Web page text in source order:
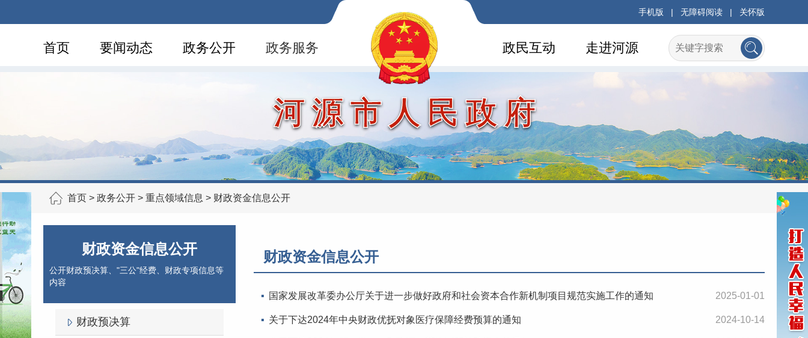
手机版 | 无障碍阅读 | 关怀版
首页 要闻动态 政务公开 政务服务 走进河源
政民互动
河源市人民政府
首页 > 政务公开 > 重点领域信息 > 财政资金信息公开
财政资金信息公开
公开财政预决算、"三公"经费、财政专项信息等
内容
财政预决算
财政资金信息公开
2025-01-01
国家发展改革委办公厅关于进一步做好政府和社会资本合作新机制项目规范实施工作的通知
2024-10-14
关于下达2024年中央财政优抚对象医疗保障经费预算的通知